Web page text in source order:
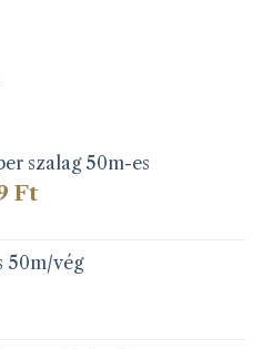
szalag 50m-es
FtÁrtartomány:
279 Ft
50m/vég